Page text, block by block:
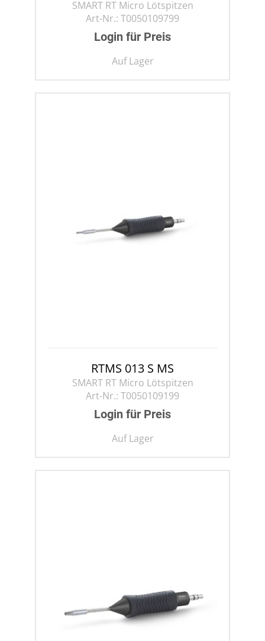
SMART RT Micro Lötspitzen
Art-Nr.: T0050109799
Login für Preis
Auf Lager
RTMS 013 S MS
SMART RT Micro Lötspitzen
Art-Nr.: T0050109199
Login für Preis
Auf Lager